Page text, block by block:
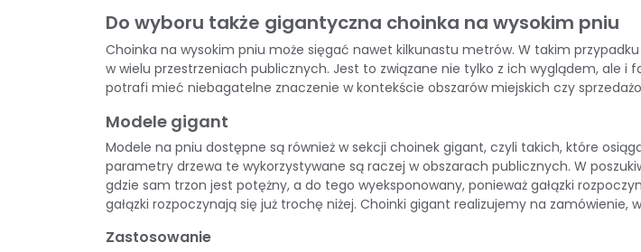
Do wyboru także gigantyczna choinka na wysokim pniu
Choinka na wysokim pniu może sięgać nawet kilkunastu metrów. W takim
w wielu przestrzeniach publicznych. Jest to związane nie tylko z ich wyglądem, ale
potrafi mieć niebagatelne znaczenie w kontekście obszarów miejskich czy
Modele gigant
Modele na pniu dostępne są również w sekcji choinek gigant, czyli takich, które
parametry drzewa te wykorzystywane są raczej w obszarach publicznych. W
gdzie sam trzon jest potężny, a do tego wyeksponowany, ponieważ gałązki
gałązki rozpoczynają się już trochę niżej. Choinki gigant realizujemy na zamówienie,
Zastosowanie